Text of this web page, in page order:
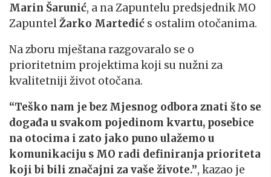
Marin Šarunić, a na Zapuntelu predsjednik MO
ZapuntelŽarko Martedić s ostalim otočanima.
Na zboru mještana razgovaralo se o
prioritetnim projektima koji su nužni za
kvalitetniji život otočana.
“Teško nam je bez Mjesnog odbora znati što se
događa u svakom pojedinom kvartu, posebice
na otocima i zato jako puno ulažemo u
komunikaciju s MO radi definiranja prioriteta
koji bi bili značajni za vaše živote.”, kazao je